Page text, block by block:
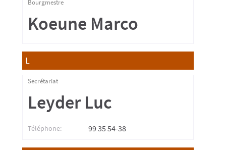
Bourgmestre
Koeune Marco
L
Secrétariat
Leyder Luc
Téléphone: 99 35 54-38